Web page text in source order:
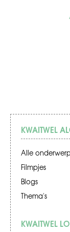
KWAITWEL
Alle
Filmpjes
Blogs
Thema's
KWAITWEL